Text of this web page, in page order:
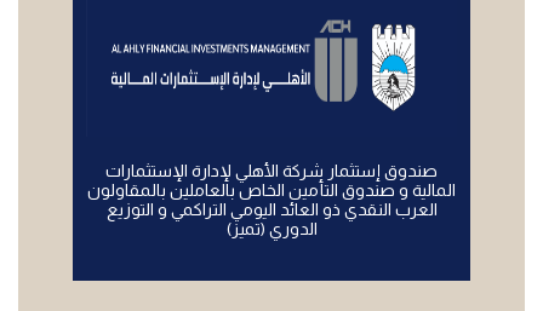
صندوق إستثمار شركة الأهلي لإدارة الإستثمارات
المالية و صندوق التأمين الخاص بالعاملين بالمقاولون
العرب النقدي ذو العائد اليومي التراكمي و التوزيع
الدوري (تميز)